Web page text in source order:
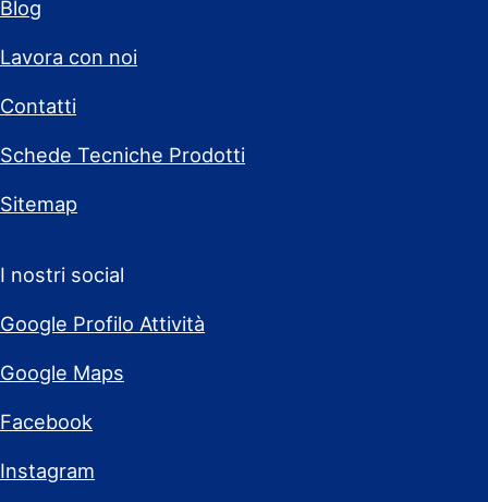
Blog
Lavora con noi
Contatti
Schede Tecniche Prodotti
Sitemap
I nostri social
Google Profilo Attività
Google Maps
Facebook
Instagram